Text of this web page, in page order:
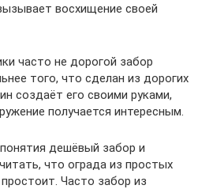
восхищение своей
часто не дорогой забор
того, что сделан из дорогих
создаёт его своими руками,
получается интересным.
дешёвый забор и
что ограда из простых
Часто забор из